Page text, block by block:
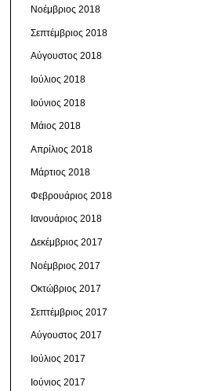
Νοέμβριος 2018
Σεπτέμβριος 2018
Αύγουστος 2018
Ιούλιος 2018
Ιούνιος 2018
Μάιος 2018
Απρίλιος 2018
Μάρτιος 2018
Φεβρουάριος 2018
Ιανουάριος 2018
Δεκέμβριος 2017
Νοέμβριος 2017
Οκτώβριος 2017
Σεπτέμβριος 2017
Αύγουστος 2017
Ιούλιος 2017
Ιούνιος 2017